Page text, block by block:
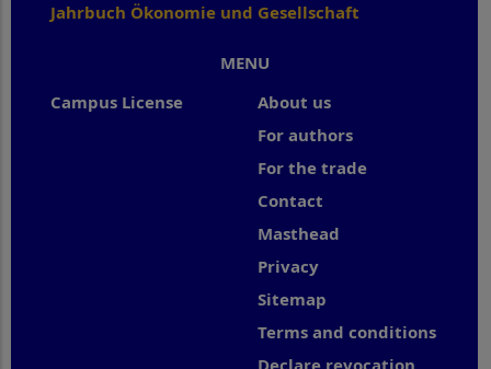
MENU
Campus License
About us
For authors
For the trade
Contact
Masthead
Privacy
Sitemap
Terms and conditions
Jahrbuch Ökonomie und Gesellschaft